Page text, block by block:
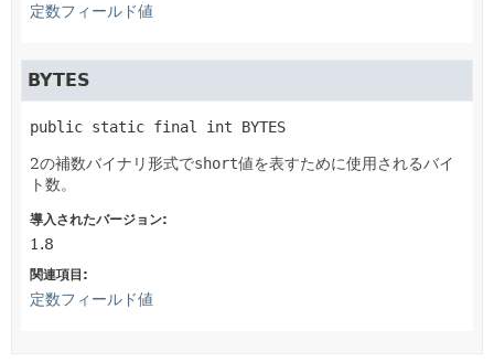
定数フィールド値
BYTES
public static final int BYTES
2の補数バイナリ形式でshort値を表すために使用されるバイ
ト数。
導入されたバージョン:
1.8
関連項目:
定数フィールド値